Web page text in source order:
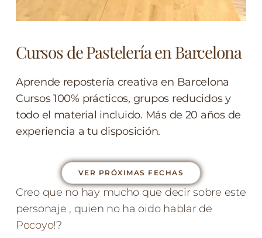
Cursos de Pastelería en Barcelona
Aprende repostería creativa en Barcelona
Cursos 100% prácticos, grupos reducidos y
todo el material incluido. Más de 20 años de
experiencia a tu disposición.
VER PRÓXIMAS FECHAS
Creo que no hay mucho que decir sobre este
personaje , quien no ha oido hablar de
Pocoyo!?